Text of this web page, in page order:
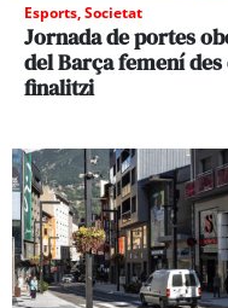
Esports,Societat
Jornada de portes
del Barça femení des
finalitzi